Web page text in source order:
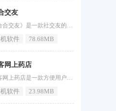
交友
《合合交友》是一款社交友的手机软件，有个推荐列表，在线可以和心仪轻松畅聊，通过推荐你就能获得大量异性好友，还能够尽情的展示你的才艺，用你的才华吸引更多的人。合合交友介绍合合交友应用，一个年轻人的交友平台，有一个更受欢迎的交友模式。它支持语音和视频聊天。它还可以和朋友一起唱卡拉OK，玩黑色的游戏，玩很多精彩的游戏。现在你可以免费下载在这里交朋友。用户的个人数据需要进行实名认证，以保证其个人数据的安全;赶快来下载体验！合合交友特色1、合合交友更多的年轻人聚集在这里，声音和
软件 78.68MB
网上药店
健客网上药店是一款方便用户在手机上购买药品的手机软件。该应用程序提供全线正品药品销售服务，用户可以通过App直接购买各种处方药、非处方药、保健品等产品。健客网上药店App官方提供在线客服电话，用户遇到问题可以随时联系客服人员寻求帮助。如果您不知道自己要购买什么药品，可以与专业医生在线问诊，找到需要的药品。健客网上药店软件内容1、健客网上药店是一款手机应用，主要提供在线药品购买服务。2、用户可以在商城中找到各种最新的正品药品，满足自己的健康需求。3、该应用程序操作
软件 23.98MB